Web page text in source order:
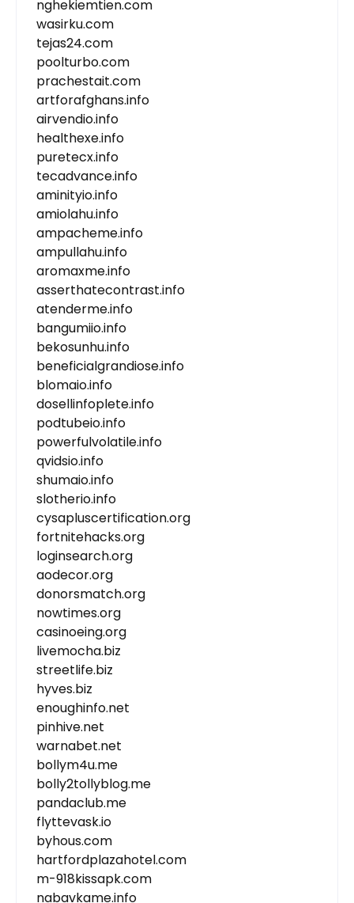
nghekiemtien.com
wasirku.com
tejas24.com
poolturbo.com
prachestait.com
artforafghans.info
airvendio.info
healthexe.info
puretecx.info
tecadvance.info
aminityio.info
amiolahu.info
ampacheme.info
ampullahu.info
aromaxme.info
asserthatecontrast.info
atenderme.info
bangumiio.info
bekosunhu.info
beneficialgrandiose.info
blomaio.info
dosellinfoplete.info
podtubeio.info
powerfulvolatile.info
qvidsio.info
shumaio.info
slotherio.info
cysapluscertification.org
fortnitehacks.org
loginsearch.org
aodecor.org
donorsmatch.org
nowtimes.org
casinoeing.org
livemocha.biz
streetlife.biz
hyves.biz
enoughinfo.net
pinhive.net
warnabet.net
bollym4u.me
bolly2tollyblog.me
pandaclub.me
flyttevask.io
byhous.com
hartfordplazahotel.com
m-918kissapk.com
nabavkame.info